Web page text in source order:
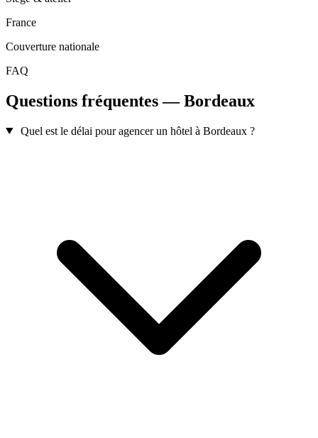
France
Couverture nationale
FAQ
Questions fréquentes — Bordeaux
Quel est le délai pour agencer un hôtel à Bordeaux ?